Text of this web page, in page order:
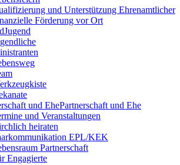
und Unterstützung Ehrenamtlicher
Förderung vor Ort
Jugend
Partnerschaft und Ehe
und Veranstaltungen
heiraten
EPL/KEK
Partnerschaft
Engagierte